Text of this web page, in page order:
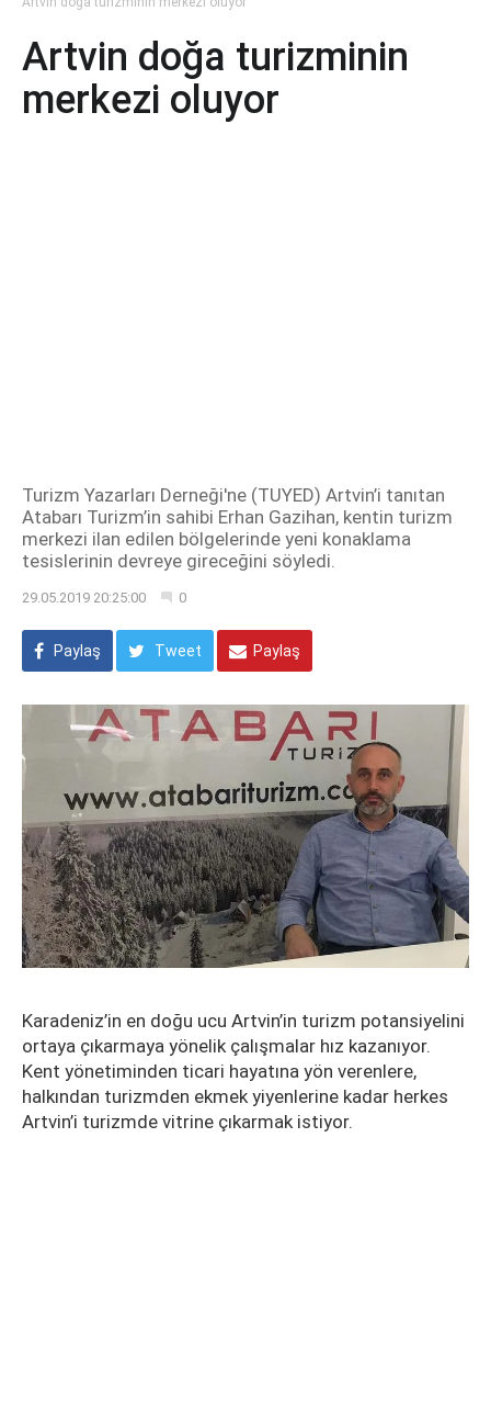
Artvin doğa turizminin
merkezi oluyor
Turizm Yazarları Derneği'ne (TUYED) Artvin’i tanıtan
Atabarı Turizm’in sahibi Erhan Gazihan, kentin turizm
merkezi ilan edilen bölgelerinde yeni konaklama
tesislerinin devreye gireceğini söyledi.
29.05.2019 20:25:00 0
Paylaş Tweet Paylaş
Karadeniz’in en doğu ucu Artvin’in turizm potansiyelini
ortaya çıkarmaya yönelik çalışmalar hız kazanıyor.
Kent yönetiminden ticari hayatına yön verenlere,
halkından turizmden ekmek yiyenlerine kadar herkes
Artvin’i turizmde vitrine çıkarmak istiyor.